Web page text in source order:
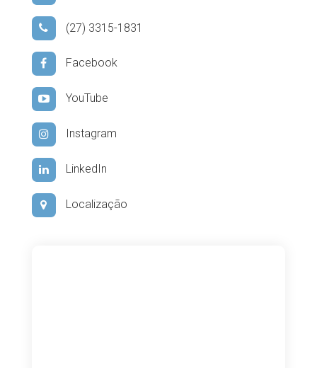
(27) 3315-1831
Facebook
YouTube
Instagram
LinkedIn
Localização